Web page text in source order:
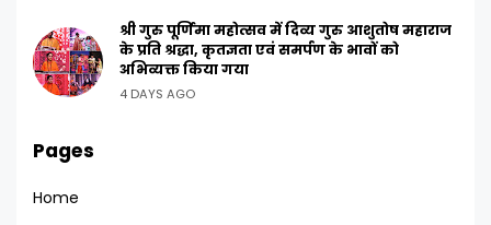
श्री गुरु पूर्णिमा महोत्सव में दिव्य गुरु आशुतोष महाराज
के प्रति श्रद्धा, कृतज्ञता एवं समर्पण के भावों को
अभिव्यक्त किया गया
4 DAYS AGO
Pages
Home